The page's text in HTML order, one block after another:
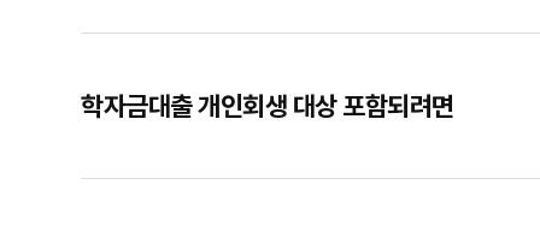
학자금대출 개인회생 대상 포함되려면